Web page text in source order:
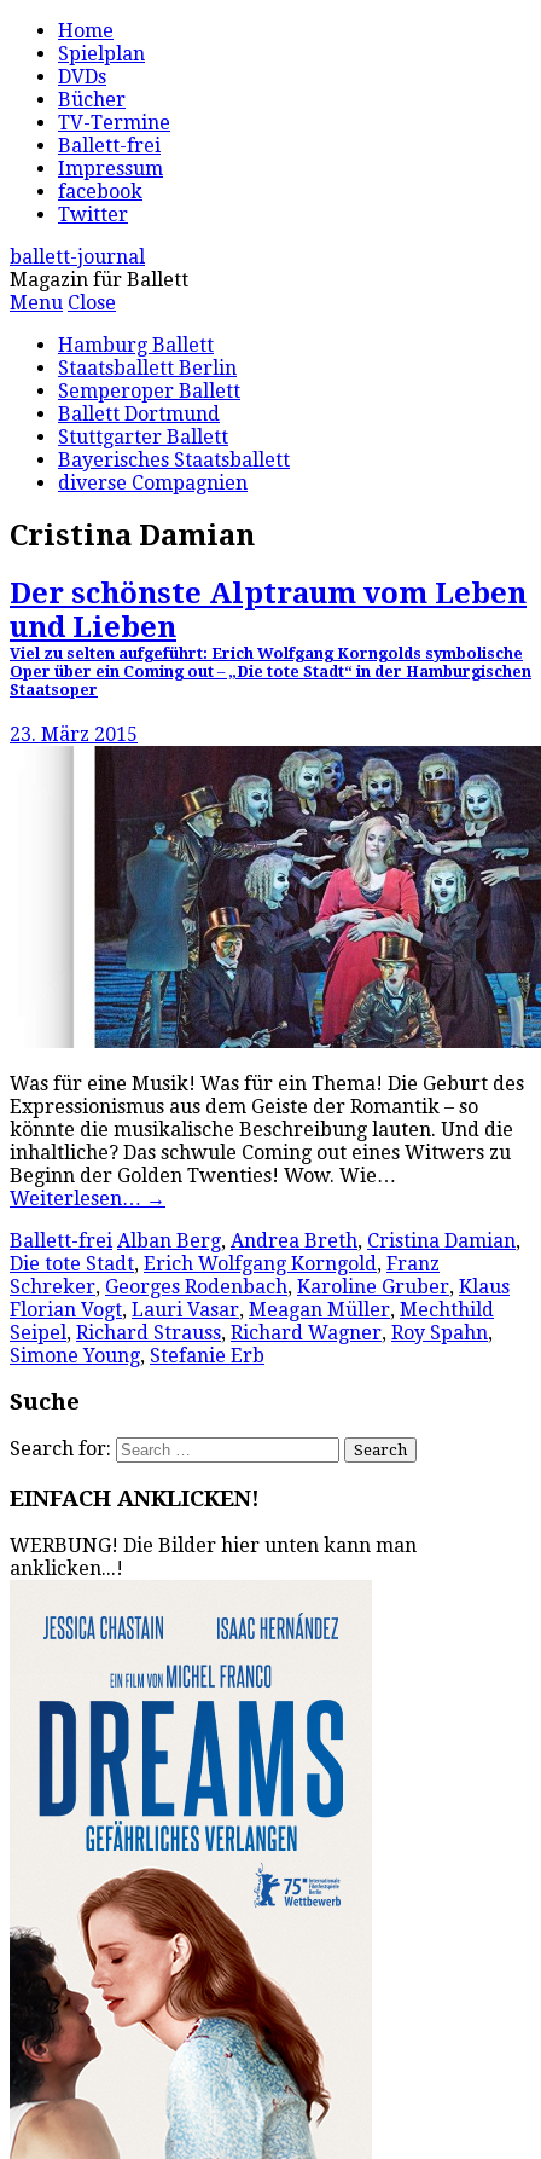
Home
Spielplan
DVDs
Bücher
TV-Termine
Ballett-frei
Impressum
facebook
Twitter
ballett-journal
Magazin für Ballett
Menu Close
Hamburg Ballett
Staatsballett Berlin
Semperoper Ballett
Ballett Dortmund
Stuttgarter Ballett
Bayerisches Staatsballett
diverse Compagnien
Cristina Damian
Der schönste Alptraum vom Leben
und Lieben
Viel zu selten aufgeführt: Erich Wolfgang Korngolds symbolische
Oper über ein Coming out – „Die tote Stadt“ in der Hamburgischen
Staatsoper
23. März 2015
Was für eine Musik! Was für ein Thema! Die Geburt des
Expressionismus aus dem Geiste der Romantik – so
könnte die musikalische Beschreibung lauten. Und die
inhaltliche? Das schwule Coming out eines Witwers zu
Beginn der Golden Twenties! Wow. Wie…
Weiterlesen… →
Ballett-frei Alban Berg, Andrea Breth, Cristina Damian,
Die tote Stadt, Erich Wolfgang Korngold, Franz
Schreker, Georges Rodenbach, Karoline Gruber, Klaus
Florian Vogt, Lauri Vasar, Meagan Müller, Mechthild
Seipel, Richard Strauss, Richard Wagner, Roy Spahn,
Simone Young, Stefanie Erb
Suche
Search for:
EINFACH ANKLICKEN!
WERBUNG! Die Bilder hier unten kann man
anklicken...!